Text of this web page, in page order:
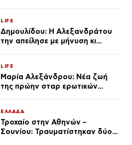
LIFE
Δημουλίδου: Η Αλεξανδράτου
την απείλησε με μήνυση κι
ποια είσαι σοκαρίστικα»
LIFE
Μαρία Αλεξάνδρου: Νέα ζωή
της πρώην σταρ ερωτικών
(Φωτογραφίες)
ΕΛΛΑΔΑ
Τροχαίο στην Αθηνών –
Σουνίου: Τραυματίστηκαν δύο